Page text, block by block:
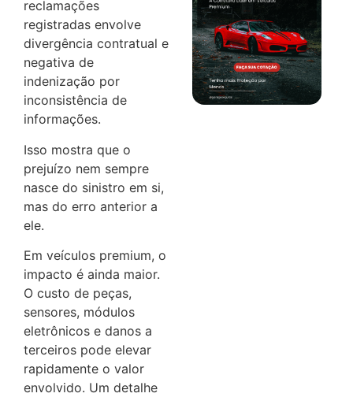
reclamações
registradas envolve
divergência contratual e
negativa de
indenização por
inconsistência de
informações.
Isso mostra que o
prejuízo nem sempre
nasce do sinistro em si,
mas do erro anterior a
ele.
Em veículos premium, o
impacto é ainda maior.
O custo de peças,
sensores, módulos
eletrônicos e danos a
terceiros pode elevar
rapidamente o valor
envolvido. Um detalhe